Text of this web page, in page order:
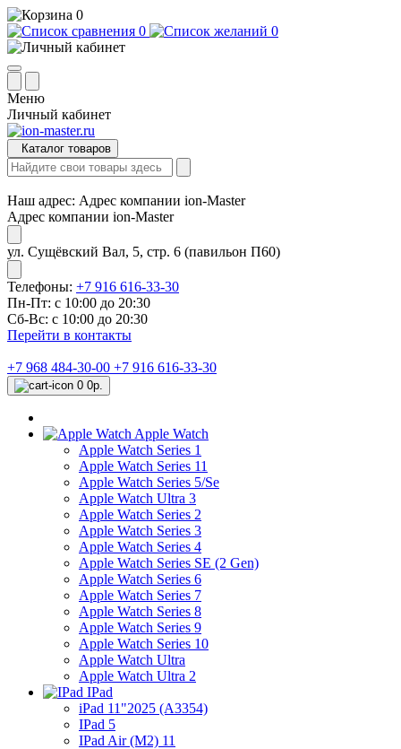
0
0
0
Меню
Личный кабинет
Каталог товаров
Наш адрес: Адрес компании ion-Master
Адрес компании ion-Master
ул. Сущёвский Вал, 5, стр. 6 (павильон П60)
Телефоны: +7 916 616-33-30
Пн-Пт: с 10:00 до 20:30
Сб-Вс: с 10:00 до 20:30
Перейти в контакты
+7 968 484-30-00 +7 916 616-33-30
0 0р.
Apple Watch
Apple Watch Series 1
Apple Watch Series 11
Apple Watch Series 5/Se
Apple Watch Ultra 3
Apple Watch Series 2
Apple Watch Series 3
Apple Watch Series 4
Apple Watch Series SE (2 Gen)
Apple Watch Series 6
Apple Watch Series 7
Apple Watch Series 8
Apple Watch Series 9
Apple Watch Series 10
Apple Watch Ultra
Apple Watch Ultra 2
IPad
iPad 11"2025 (A3354)
IPad 5
IPad Air (M2) 11